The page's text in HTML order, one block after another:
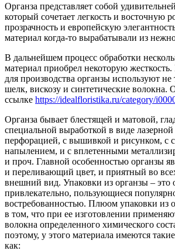
Органза представляет собой
который сочетает легкость и восточную
прозрачность и европейскую
материал когда-то вырабатывали из
В дальнейшем процесс обработки
материал приобрел некоторую
для производства органзы используют
шелк, вискозу и синтетические волокна.
ссылке https://idealfloristika.ru/category/
Органза бывает блестящей и матовой,
специальной выработкой в виде
перфорацией, с вышивкой и рисунком, с
напылением, и с вплетенными
и проч. Главной особенностью органзы
и переливающий цвет, и приятный во
внешний вид. Упаковки из органзы – это
привлекательно, пользующиеся
востребованностью. Плюом упаковки из
в том, что при ее изготовлении
волокна определенного химического
поэтому, у этого материала имеются
как: